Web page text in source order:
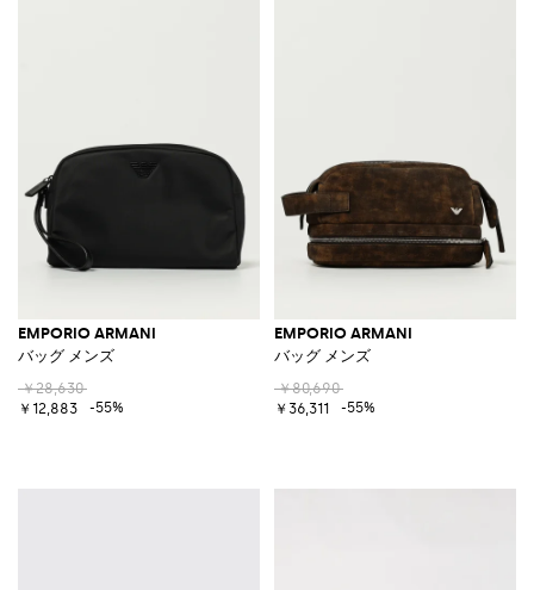
EMPORIO ARMANI
バッグ メンズ
￥28,630
￥12,883
-55%
EMPORIO ARMANI
バッグ メンズ
￥80,690
￥36,311
-55%